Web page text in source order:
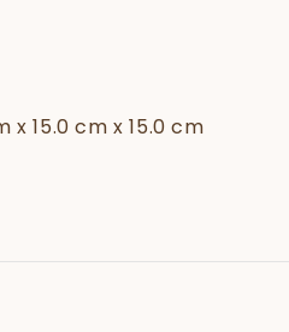
15.0 cm x 15.0 cm